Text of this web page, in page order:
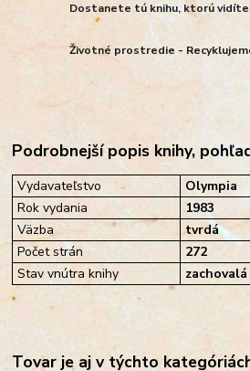
Dostanete tú knihu, ktorú
Životné prostredie -
Podrobnejší popis knihy,
Vydavateľstvo
Olympia
Rok vydania
1983
Väzba
tvrdá
Počet strán
272
Stav vnútra knihy
zachovalá
Tovar je aj v týchto